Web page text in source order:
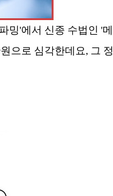
밍'에서 신종 수법인 '메
으로 심각한데요, 그 정